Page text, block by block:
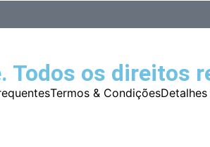
Todos os direitos
Termos & Condições